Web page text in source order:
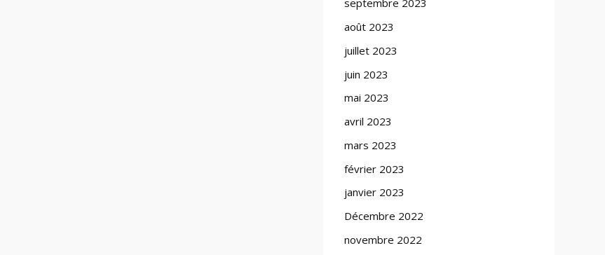
septembre 2023
août 2023
juillet 2023
juin 2023
mai 2023
avril 2023
mars 2023
février 2023
janvier 2023
Décembre 2022
novembre 2022